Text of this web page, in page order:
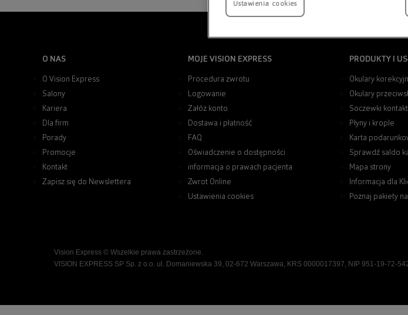
O NAS
O Vision Express
Salony
Kariera
Dla firm
Porady
Promocje
Kontakt
Zapisz się do Newslettera
MOJE VISION EXPRESS
Procedura zwrotu
Logowanie
Załóż konto
Dostawa i płatność
FAQ
Oświadczenie o dostępności
informacja o prawach pacjenta
Zwrot Online
Ustawienia cookies
PRODUKTY I
Okulary
Okulary
Soczewki
Płyny i krople
Karta
Sprawdź saldo
Mapa strony
Informacja dla
Poznaj pakiety
Vision Express © Wszelkie prawa zastrzeżone.
VISION EXPRESS SP Sp. z o.o. ul. Domaniewska 39, 02-672 Warszawa, KRS 0000017397, NIP 951-19-72-
Ustawienia cookies